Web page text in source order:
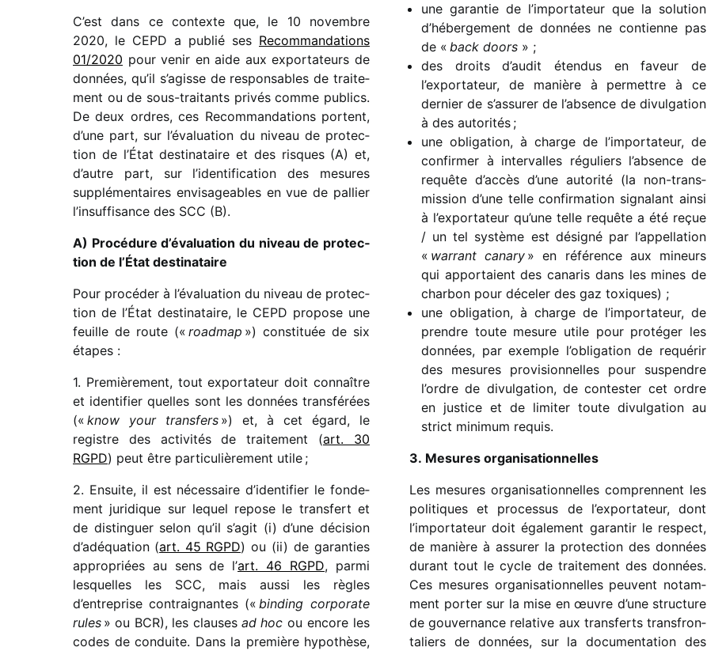
C’est dans ce contexte que, le 10 novembre
2020, le CEPD a publié ses Recommandations
01/​2020 pour venir en aide aux expor­ta­teurs de
données, qu’il s’agisse de respon­sables de trai­te­
ment ou de sous-trai­tants privés comme publics.
De deux ordres, ces Recommandations portent,
d’une part, sur l’évaluation du niveau de protec­
tion de l’État desti­na­taire et des risques (A) et,
d’autre part, sur l’identification des mesures
supplé­men­taires envi­sa­geables en vue de pallier
l’insuffisance des SCC (B).
A) Procédure d’évaluation du niveau de protec­
tion de l’État destinataire
Pour procé­der à l’évaluation du niveau de protec­
tion de l’État desti­na­taire, le CEPD propose une
feuille de route (« road­map ») consti­tuée de six
étapes :
1. Premièrement, tout expor­ta­teur doit connaître
et iden­ti­fier quelles sont les données trans­fé­rées
(« know your trans­fers ») et, à cet égard, le
registre des acti­vi­tés de trai­te­ment (art. 30
RGPD) peut être parti­cu­liè­re­ment utile ;
2. Ensuite, il est néces­saire d’identifier le fonde­
ment juri­dique sur lequel repose le trans­fert et
de distin­guer selon qu’il s’agit (i) d’une déci­sion
d’adéquation (art. 45 RGPD) ou (ii) de garan­ties
appro­priées au sens de l’art. 46 RGPD, parmi
lesquelles les SCC, mais aussi les règles
d’entreprise contrai­gnantes (« binding corpo­rate
rules » ou BCR), les clauses ad hoc ou encore les
codes de conduite. Dans la première hypo­thèse,
une garan­tie de l’importateur que la solu­tion
d’hébergement de données ne contienne pas
de « back doors » ;
des droits d’audit éten­dus en faveur de
l’exportateur, de manière à permettre à ce
dernier de s’assurer de l’absence de divul­ga­tion
à des autorités ;
une obli­ga­tion, à charge de l’importateur, de
confir­mer à inter­valles régu­liers l’absence de
requête d’accès d’une auto­rité (la non-trans­
mis­sion d’une telle confir­ma­tion signa­lant ainsi
à l’exportateur qu’une telle requête a été reçue
/​ un tel système est dési­gné par l’appellation
« warrant canary » en réfé­rence aux mineurs
qui appor­taient des cana­ris dans les mines de
char­bon pour déce­ler des gaz toxiques) ;
une obli­ga­tion, à charge de l’importateur, de
prendre toute mesure utile pour proté­ger les
données, par exemple l’obligation de requé­rir
des mesures provi­sion­nelles pour suspendre
l’ordre de divul­ga­tion, de contes­ter cet ordre
en justice et de limi­ter toute divul­ga­tion au
strict mini­mum requis.
3. Mesures organisationnelles
Les mesures orga­ni­sa­tion­nelles comprennent les
poli­tiques et proces­sus de l’exportateur, dont
l’importateur doit égale­ment garan­tir le respect,
de manière à assu­rer la protec­tion des données
durant tout le cycle de trai­te­ment des données.
Ces mesures orga­ni­sa­tion­nelles peuvent notam­
ment porter sur la mise en œuvre d’une struc­ture
de gouver­nance rela­tive aux trans­ferts trans­fron­
ta­liers de données, sur la docu­men­ta­tion des